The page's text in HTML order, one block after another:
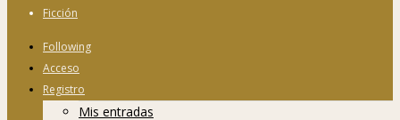
Ficción
Following
Acceso
Registro
Mis entradas